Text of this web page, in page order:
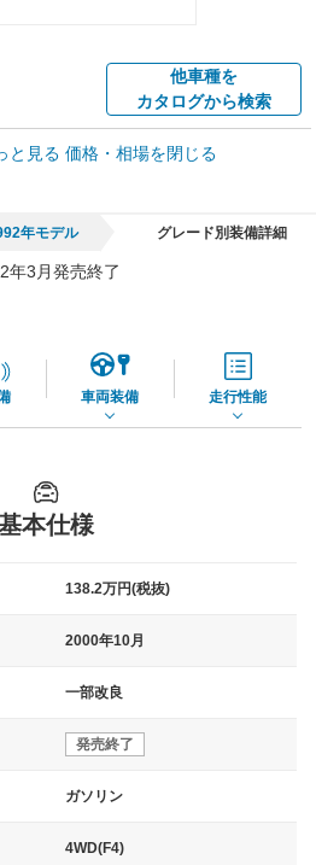
他車種を
カタログから検索
車買取相場
と見る 価格・相場を閉じる
年モデル グレード別装備詳細
年3月発売終了
車両装備 走行性能
本仕様
138.2万円(税抜)
2000年10月
一部改良
発売終了
ガソリン
4WD(F4)